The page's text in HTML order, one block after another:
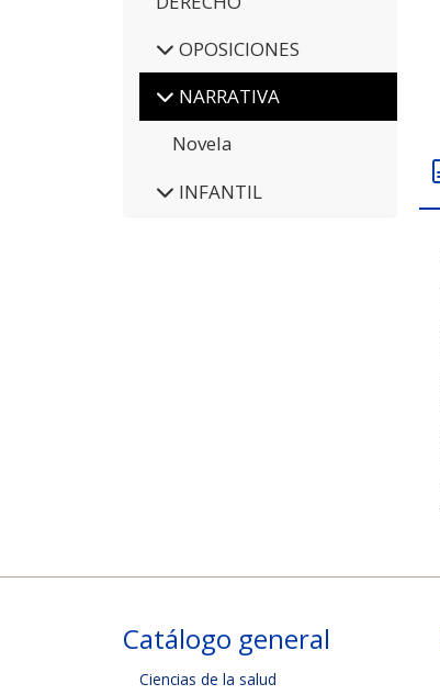
OPOSICIONES
NARRATIVA
Novela
INFANTIL
Catálogo general
Ciencias de la salud